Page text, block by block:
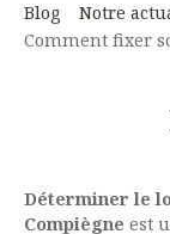
Blog
Notre
Comment fixer
Déterminer le
Compiègne est